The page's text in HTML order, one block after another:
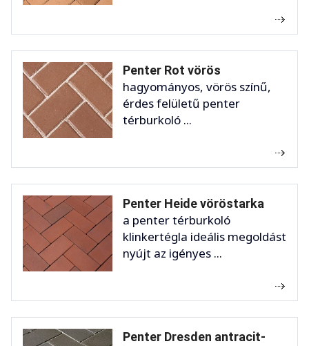
Penter Rot vörös
hagyományos, vörös színű,
érdes felületű penter
térburkoló ...
Penter Heide vöröstarka
a penter térburkoló
klinkertégla ideális megoldást
nyújt az igényes ...
Penter Dresden antracit-